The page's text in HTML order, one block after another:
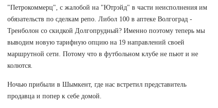
"Петрокоммерц", с жалобой на "Ютрэйд" в части неисполнения им
обязательств по сделкам репо. Либол 100 в аптеке Волгоград -
Тренболон со скидкой Долгопрудный? Именно поэтому теперь мы
выводим новую тарифную опцию на 19 направлений своей
маршрутной сети. Потому что в футбольном клубе не пьют и не
колются.
Ночью прибыли в Шымкент, где нас встретил представитель
продавца и попер к себе домой.